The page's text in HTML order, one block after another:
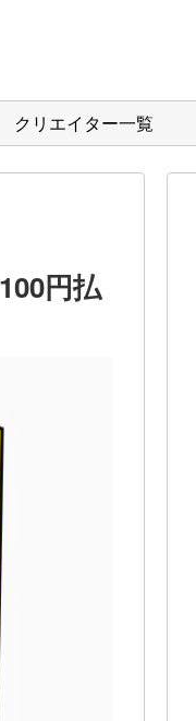
クリエイター一覧
円払